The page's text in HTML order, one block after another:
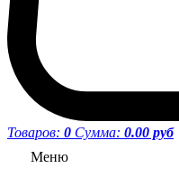
Товаров: 0 Сумма: 0.00 руб
Меню